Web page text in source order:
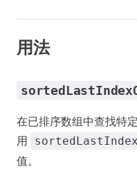
用法
在已排序数组中查找特
用
值。